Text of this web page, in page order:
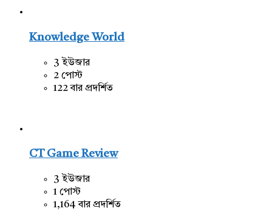
Knowledge World
3 ইউজার
2 পোস্ট
122 বার প্রদর্শিত
CT Game Review
3 ইউজার
1 পোস্ট
1,164 বার প্রদর্শিত